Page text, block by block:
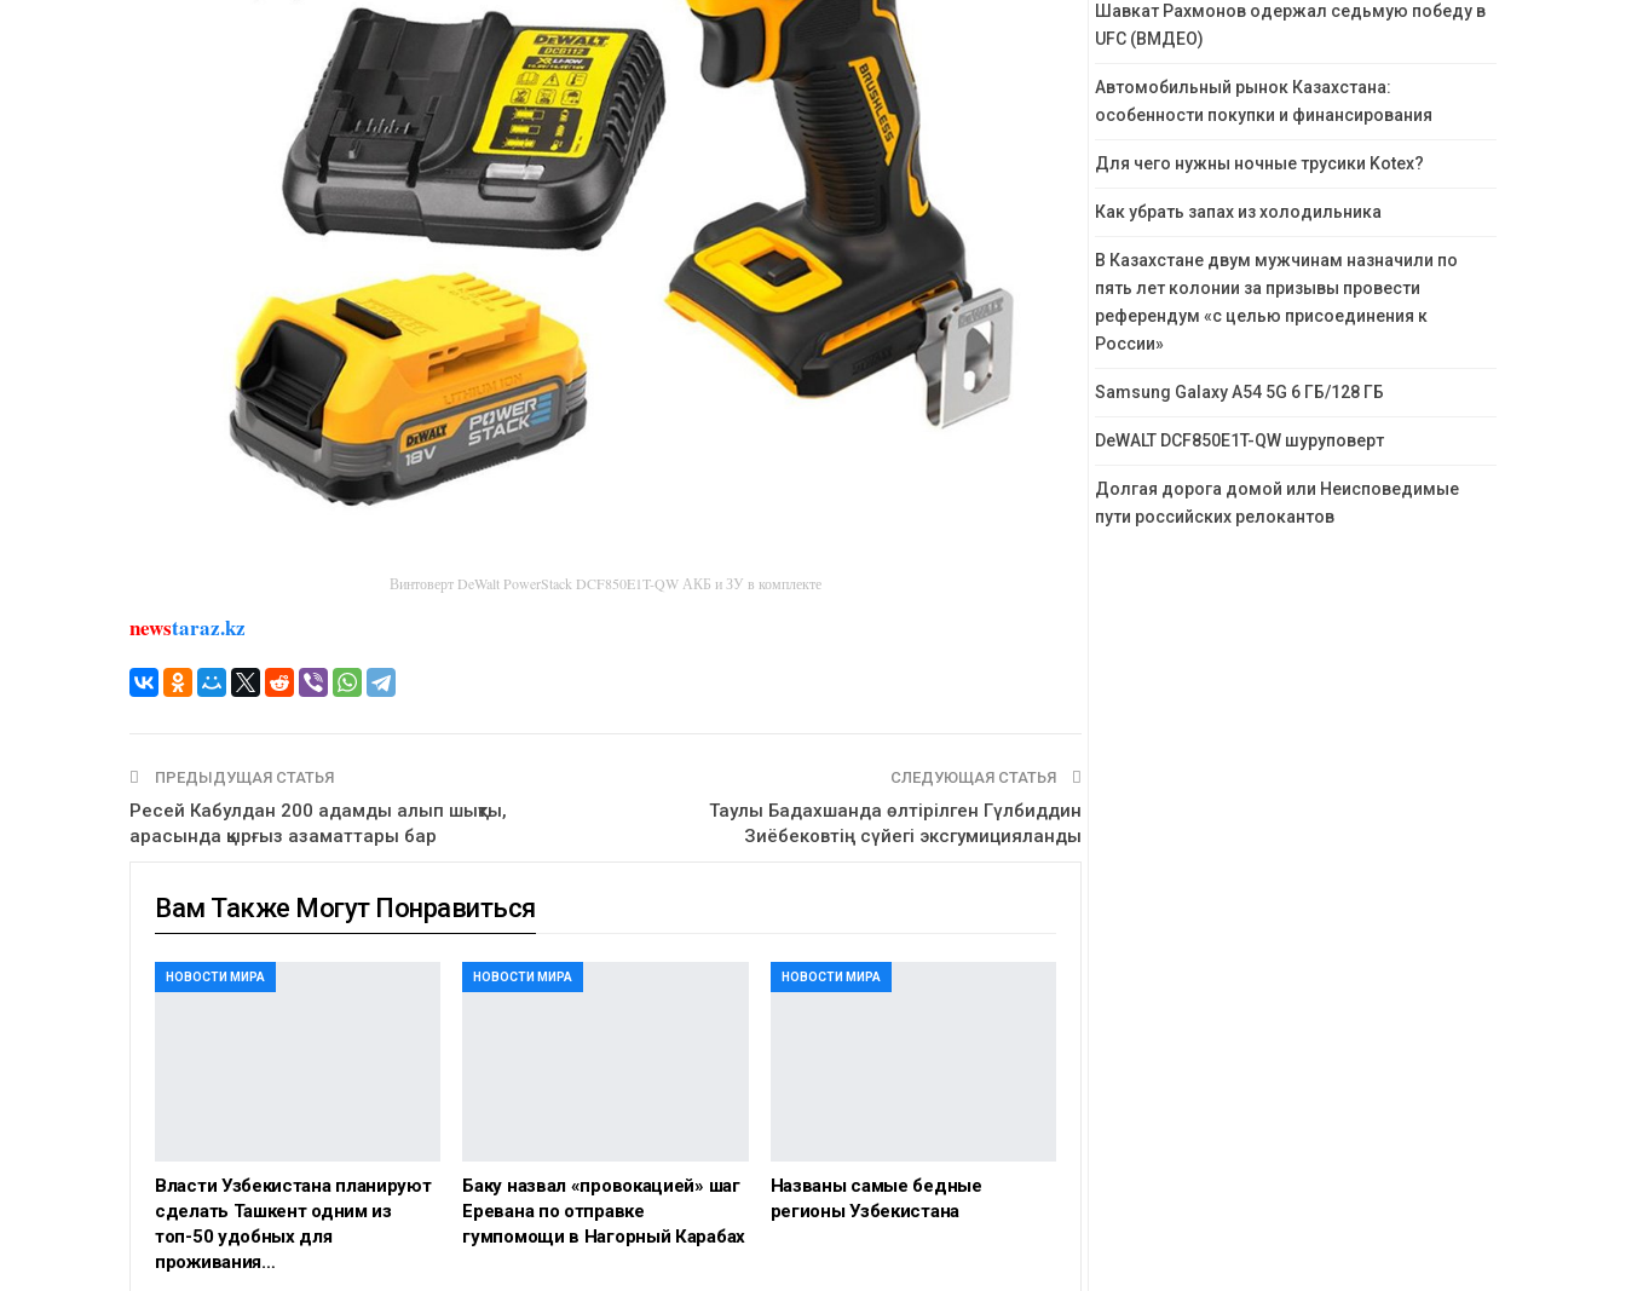
Винтоверт DeWalt PowerStack DCF850E1T-QW АКБ и ЗУ в комплекте
newstaraz.kz
ПРЕДЫДУЩАЯ СТАТЬЯ
Ресей Кабулдан 200 адамды алып шықты,
арасында қырғыз азаматтары бар
СЛЕДУЮЩАЯ СТАТЬЯ
Таулы Бадахшанда өлтірілген Гүлбиддин
Зиёбековтің сүйегі эксгумицияланды
Вам Также Могут Понравиться
НОВОСТИ МИРА
Власти Узбекистана планируют
сделать Ташкент одним из
топ-50 удобных для
проживания…
НОВОСТИ МИРА
Баку назвал «провокацией» шаг
Еревана по отправке
гумпомощи в Нагорный Карабах
НОВОСТИ МИРА
Названы самые бедные
регионы Узбекистана
Шавкат Рахмонов одержал седьмую победу в
UFC (ВМДЕО)
Автомобильный рынок Казахстана:
особенности покупки и финансирования
Для чего нужны ночные трусики Kotex?
Как убрать запах из холодильника
В Казахстане двум мужчинам назначили по
пять лет колонии за призывы провести
референдум «с целью присоединения к
России»
Samsung Galaxy A54 5G 6 ГБ/128 ГБ
DeWALT DCF850E1T-QW шуруповерт
Долгая дорога домой или Неисповедимые
пути российских релокантов